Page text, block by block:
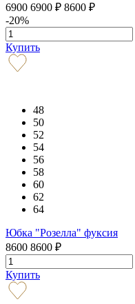
6900 6900 ₽ 8600 ₽
-20%
Купить
48
50
52
54
56
58
60
62
64
Юбка "Розелла" фуксия
8600 8600 ₽
Купить